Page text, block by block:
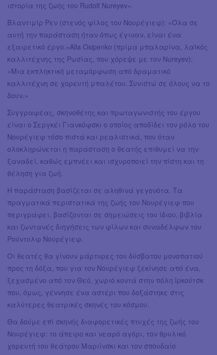
ιστορία της ζωής του Rudolf Nureyev».
Βλαντιμίρ Ρεν (στενός φίλος του Νουρέγιεφ): «Όλα σε
αυτή την παράσταση ήταν όπως έγιναν, είναι ένα
εξαιρετικό έργο.»Alla Osipenko (πρίμα μπαλαρίνα, λαϊκός
καλλιτέχνης της Ρωσίας, που χόρεψε με τον Nureyev):
«Μια εκπληκτική μεταμόρφωση από δραματικό
καλλιτέχνη σε χορευτή μπαλέτου. Συνιστώ σε όλους να το
δουν.»
Συγγραφέας, σκηνοθέτης και πρωταγωνιστής του έργου
είναι ο Σεργκέι Γιανκόφσκι ο οποίος αποδίδει τον ρόλο του
Νουρέγιεφ τόσο πιστά και ρεαλιστικά, που όταν
ολοκληρώνεται η παράσταση ο θεατής επιθυμεί να την
ξαναδεί, καθώς εμπνέει και ισχυροποιεί την πίστη και τη
θέληση για ζωή.
Η παράσταση βασίζεται σε αληθινά γεγονότα. Τα
πραγματικά περιστατικά της ζωής του Νουρέγιεφ που
περιγράφει, βασίζονται σε σημειώσεις του ίδιου, βιβλία
και ζωντανές διηγήσεις των φίλων και συναδέλφων του
Ρούντολφ Νουρέγιεφ.
Οι θεατές θα γίνουν μάρτυρες του δύσβατου μονοπατιού
προς τη δόξα, που για τον Νουρέγιεφ ξεκίνησε από ένα,
ξεχασμένο από τον Θεό, χωριό κοντά στην πόλη Ιρκούτσκ
που, όμως, γέννησε ένα αστέρι που δοξάστηκε στις
καλύτερες θεατρικές σκηνές του κόσμου.
Θα δούμε επί σκηνής διαφορετικές πτυχές της ζωής του
Νουρέγιεφ: το άπειρο και νεαρό αγόρι, τον θρυλικό
χορευτή του θεάτρου Μαριίνσκι και τον σπουδαίο